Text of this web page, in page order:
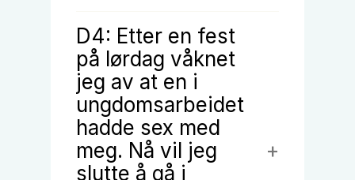
D4: Etter en fest
på lørdag våknet
jeg av at en i
ungdomsarbeidet
hadde sex med
meg. Nå vil jeg
slutte å gå i